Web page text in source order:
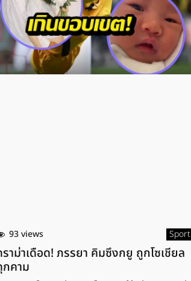
93 views Sport
าม่าเดือด! ภรรยา คิมซึงกยู ถูกโซเชียล
คาม